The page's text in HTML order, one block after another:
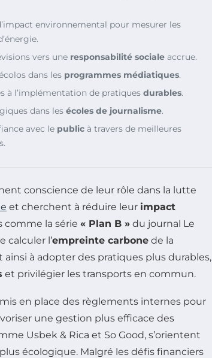
environnemental pour mesurer les
vers une responsabilité sociale accrue.
dans les programmes médiatiques.
à l’implémentation de pratiques durables.
dans les écoles de journalisme.
avec le public à travers de meilleures
conscience de leur rôle dans la lutte
et cherchent à réduire leur impact
comme la série « Plan B » du journal Le
calculer l’empreinte carbone de la
à adopter des pratiques plus durables,
et privilégier les transports en commun.
en place des règlements internes pour
une gestion plus efficace des
Usbek & Rica et So Good, s’orientent
écologique. Malgré les défis financiers